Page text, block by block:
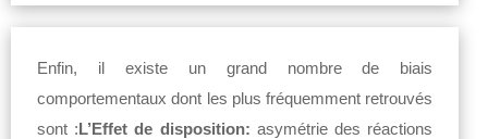
Enfin, il existe un grand nombre de biais
comportementaux dont les plus fréquemment retrouvés
sont :L’Effet de disposition: asymétrie des réactions